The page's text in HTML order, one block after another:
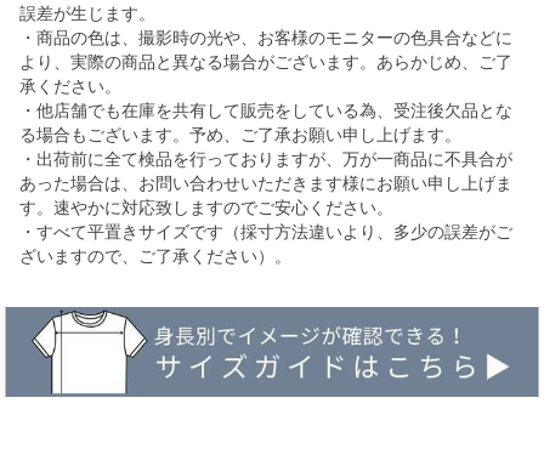
誤差が生じます。
・商品の色は、撮影時の光や、お客様のモニターの色具合などに
より、実際の商品と異なる場合がございます。あらかじめ、ご了
承ください。
・他店舗でも在庫を共有して販売をしている為、受注後欠品とな
る場合もございます。予め、ご了承お願い申し上げます。
・出荷前に全て検品を行っておりますが、万が一商品に不具合が
あった場合は、お問い合わせいただきます様にお願い申し上げま
す。速やかに対応致しますのでご安心ください。
・すべて平置きサイズです（採寸方法違いより、多少の誤差がご
ざいますので、ご了承ください）。